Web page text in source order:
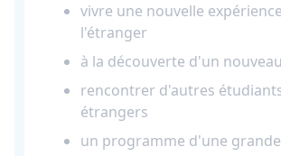
vivre une nouvelle
l'étranger
à la découverte d'un
rencontrer d'autres
étrangers
un programme d'une